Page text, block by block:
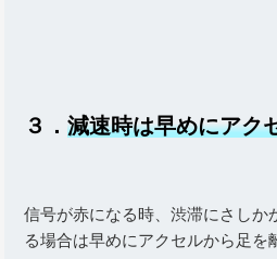
３．減速時は早めにアク
信号が赤になる時、渋滞にさしか
る場合は早めにアクセルから足を